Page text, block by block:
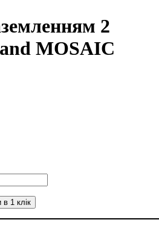
2
MOSAIC
в 1 клік